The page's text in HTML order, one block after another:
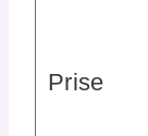
Prise